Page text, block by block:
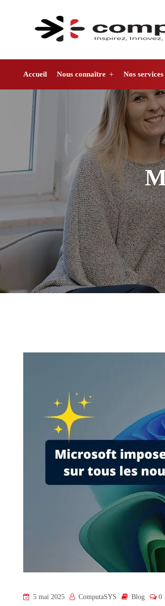
Accueil Nous connaître Nos services
5 mai 2025 ComputaSYS Blog 0